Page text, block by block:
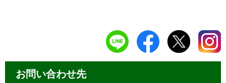
お問い合わせ先